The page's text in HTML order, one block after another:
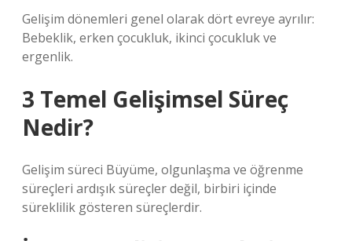
Gelişim dönemleri genel olarak dört evreye ayrılır:
Bebeklik, erken çocukluk, ikinci çocukluk ve
ergenlik.
3 Temel Gelişimsel Süreç
Nedir?
Gelişim süreci Büyüme, olgunlaşma ve öğrenme
süreçleri ardışık süreçler değil, birbiri içinde
süreklilik gösteren süreçlerdir.